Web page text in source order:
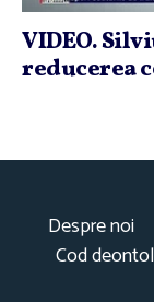
VIDEO.
reducerea
Despre noi
Cod